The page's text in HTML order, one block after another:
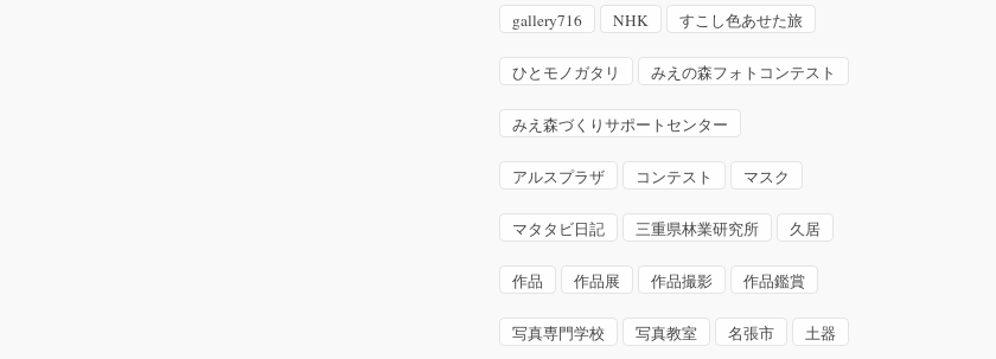
gallery716 NHK すこし色あせた旅
ひとモノガタリ みえの森フォトコンテスト
みえ森づくりサポートセンター
アルスプラザ コンテスト マスク
マタタビ日記 三重県林業研究所 久居
作品 作品展 作品撮影 作品鑑賞
写真専門学校 写真教室 名張市 土器